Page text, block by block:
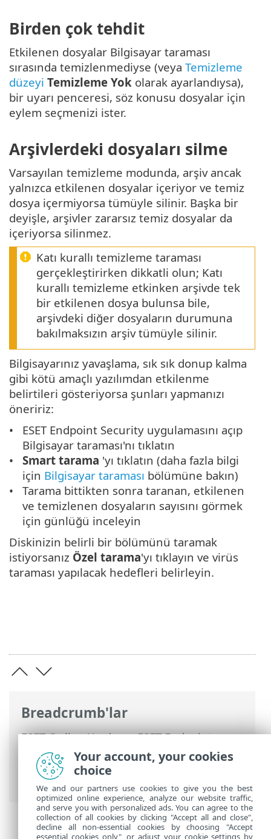
Breadcrumb'lar
ESET Online Yardım>ESET Endpoint
Security
>ESET Endpoint Security
kullanarak>Ayarlar Bilgisayar
Tehdit algılandı
Birden çok tehdit
Etkilenen dosyalar Bilgisayar taraması
sırasında temizlenmediyse (veya Temizleme
düzeyi Temizleme Yok olarak ayarlandıysa),
bir uyarı penceresi, söz konusu dosyalar için
eylem seçmenizi ister.
Arşivlerdeki dosyaları silme
Varsayılan temizleme modunda, arşiv ancak
yalnızca etkilenen dosyalar içeriyor ve temiz
dosya içermiyorsa tümüyle silinir. Başka bir
deyişle, arşivler zararsız temiz dosyalar da
içeriyorsa silinmez.
Katı kurallı temizleme taraması
gerçekleştirirken dikkatli olun; Katı
kurallı temizleme etkinken arşivde tek
bir etkilenen dosya bulunsa bile,
arşivdeki diğer dosyaların durumuna
bakılmaksızın arşiv tümüyle silinir.
Bilgisayarınız yavaşlama, sık sık donup kalma
gibi kötü amaçlı yazılımdan etkilenme
belirtileri gösteriyorsa şunları yapmanızı
öneririz:
ESET Endpoint Security uygulamasını açıp
Bilgisayar taraması'nı tıklatın
Smart tarama 'yı tıklatın (daha fazla bilgi
için Bilgisayar taraması bölümüne bakın)
Tarama bittikten sonra taranan, etkilenen
ve temizlenen dosyaların sayısını görmek
için günlüğü inceleyin
Diskinizin belirli bir bölümünü taramak
istiyorsanız Özel tarama'yı tıklayın ve virüs
taraması yapılacak hedefleri belirleyin.
Your account, your cookies
choice
We and our partners use cookies to give you the best
optimized online experience, analyze our website traffic,
and serve you with personalized ads. You can agree to the
collection of all cookies by clicking "Accept all and close",
decline all non-essential cookies by choosing "Accept
essential cookies only", or adjust your cookie settings by